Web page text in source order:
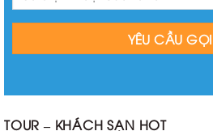
TOUR – KHÁCH SẠN HOT